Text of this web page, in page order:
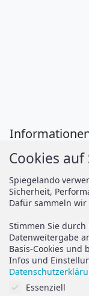
Zahlung
Versand
AGB
Vertrag
Datenschutz
Impressum
Cookies
Spiegelando
Sicherheit,
Dafür sammeln
Stimmen Sie durch
Datenweitergabe
Basis-Cookies
Infos und
Cookies auf Sie
Essenziell